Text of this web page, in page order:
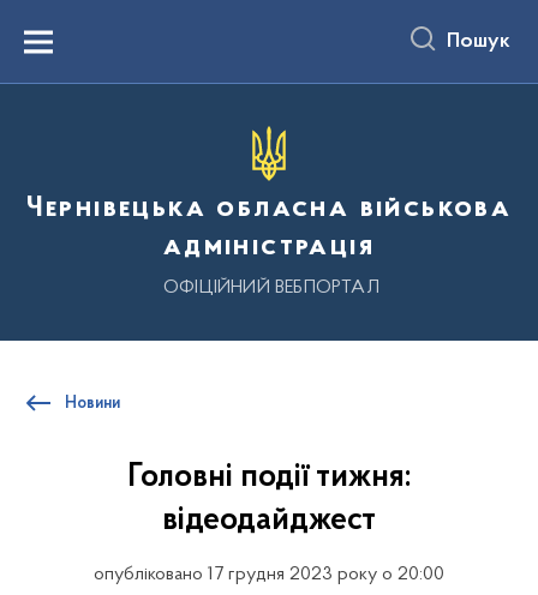
вмістуMenu Пошук
Чернівецька обласна військова
адміністрація
ОФІЦІЙНИЙ ВЕБПОРТАЛ
Новини
Головні події тижня:
відеодайджест
опубліковано 17 грудня 2023 року о 20:00